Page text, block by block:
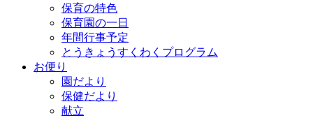
保育の特色
保育園の一日
年間行事予定
とうきょうすくわくプログラム
お便り
園だより
保健だより
献立